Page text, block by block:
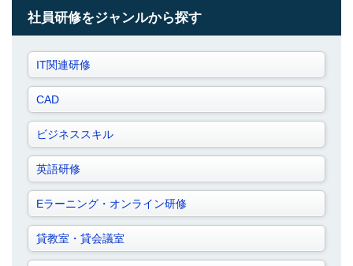
社員研修をジャンルから探す
IT関連研修
CAD
ビジネススキル
英語研修
Eラーニング・オンライン研修
貸教室・貸会議室